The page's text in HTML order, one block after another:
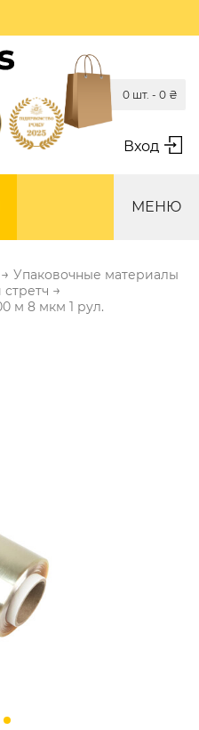
Вход
0 шт. - 0 ₴
МЕНЮ
→ Упаковочные материалы
→
м 8 мкм 1 рул.